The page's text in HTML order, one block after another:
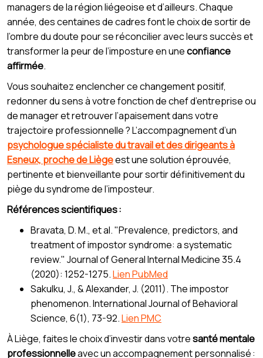
managers de la région liégeoise et d’ailleurs. Chaque
année, des centaines de cadres font le choix de sortir de
l’ombre du doute pour se réconcilier avec leurs succès et
transformer la peur de l’imposture en uneconfiance
affirmée.
Vous souhaitez enclencher ce changement positif,
redonner du sens à votre fonction de chef d’entreprise ou
de manager et retrouver l’apaisement dans votre
trajectoire professionnelle ? L’accompagnement d’un
psychologue spécialiste du travail et des dirigeants à
Esneux, proche de Liègeest une solution éprouvée,
pertinente et bienveillante pour sortir définitivement du
piège du syndrome de l’imposteur.
Références scientifiques :
Bravata, D. M., et al. "Prevalence, predictors, and
treatment of impostor syndrome: a systematic
review." Journal of General Internal Medicine 35.4
(2020): 1252-1275.Lien PubMed
Sakulku, J., & Alexander, J. (2011). The impostor
phenomenon. International Journal of Behavioral
Science, 6(1), 73-92.Lien PMC
À Liège, faites le choix d’investir dans votresanté mentale
professionnelleavec un accompagnement personnalisé :